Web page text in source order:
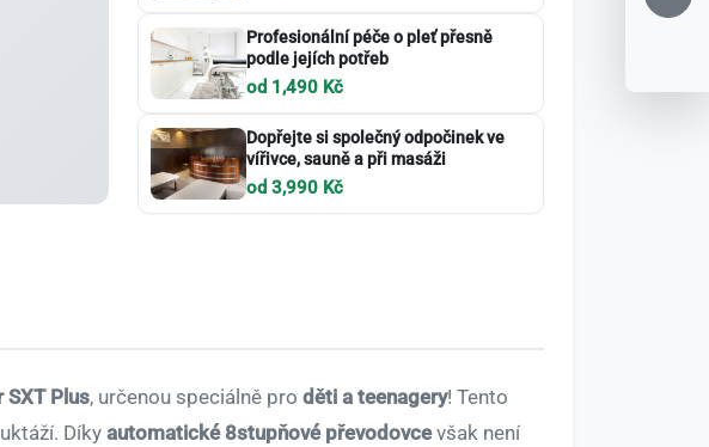
Profesionální péče o pleť přesně
podle jejích potřeb
od 1,490 Kč
Dopřejte si společný odpočinek ve
vířivce, sauně a při masáži
od 3,990 Kč
SXT Plus, určenou speciálně pro děti a teenagery! Tento
Díkyautomatické 8stupňové převodovcevšak není